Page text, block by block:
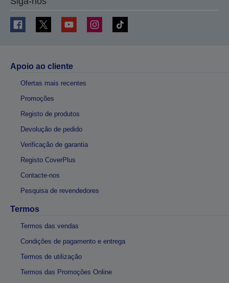
Apoio ao cliente
Ofertas mais recentes
Promoções
Registo de produtos
Devolução de pedido
Verificação de garantia
Registo CoverPlus
Contacte-nos
Pesquisa de revendedores
Termos
Termos das vendas
Condições de pagamento e entrega
Termos de utilização
Termos das Promoções Online